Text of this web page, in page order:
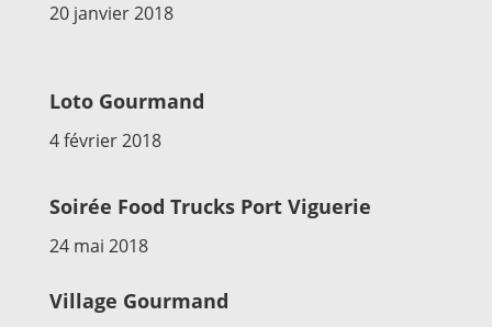
20 janvier 2018
Loto Gourmand
4 février 2018
Soirée Food Trucks Port Viguerie
24 mai 2018
Village Gourmand